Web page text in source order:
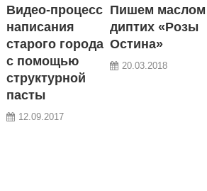
Видео-процесс
написания
старого города
с помощью
структурной
пасты
12.09.2017
Пишем маслом
диптих «Розы
Остина»
20.03.2018